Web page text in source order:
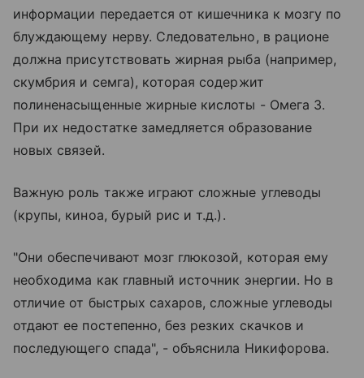
информации передается от кишечника к мозгу по
блуждающему нерву. Следовательно, в рационе
должна присутствовать жирная рыба (например,
скумбрия и семга), которая содержит
полиненасыщенные жирные кислоты - Омега 3.
При их недостатке замедляется образование
новых связей.
Важную роль также играют сложные углеводы
(крупы, киноа, бурый рис и т.д.).
"Они обеспечивают мозг глюкозой, которая ему
необходима как главный источник энергии. Но в
отличие от быстрых сахаров, сложные углеводы
отдают ее постепенно, без резких скачков и
последующего спада", - объяснила Никифорова.